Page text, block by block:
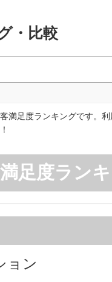
・比較
足度ランキングです。
足度ラン
ョン